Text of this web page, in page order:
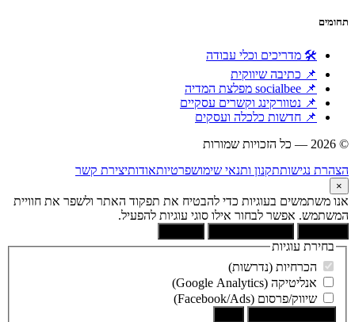
תחומים
🛠 מדריכים וכלי עבודה
📌 כתיבה שיווקית
📌 socialbee מפלצת המדיה
📌 נטוורקינג וקשרים עסקיים
📌 חדשות כלכלה ועסקים
© 2026 — כל הזכויות שמורות
הצהרת נגישותתקנון ותנאי שימושפרטיותאודותיצירת קשר
×
אנו משתמשים בעוגיות כדי להבטיח את תפקוד האתר ולשפר את חוויית
המשתמש. אפשר לבחור אילו סוגי עוגיות להפעיל.
בחירת עוגיות
הכרחיות (נדרשות)
אנליטיקה (Google Analytics)
שיווק/פרסום (Facebook/Ads)